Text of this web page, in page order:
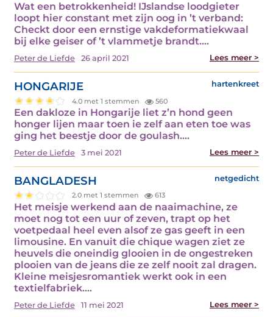
Wat een betrokkenheid! IJslandse loodgieter
loopt hier constant met zijn oog in ’t verband:
Checkt door een ernstige vakdeformatiekwaal
bij elke geiser of ’t vlammetje brandt.…
Peter de Liefde 26 april 2021 Lees meer >
HONGARIJE hartenkreet
4.0 met 1 stemmen 560
Een dakloze in Hongarije liet z’n hond geen
honger lijen maar toen ie zelf aan eten toe was
ging het beestje door de goulash.…
Peter de Liefde 3 mei 2021 Lees meer >
BANGLADESH netgedicht
2.0 met 1 stemmen 613
Het meisje werkend aan de naaimachine, ze
moet nog tot een uur of zeven, trapt op het
voetpedaal heel even alsof ze gas geeft in een
limousine. En vanuit die chique wagen ziet ze
heuvels die oneindig glooien in de ongestreken
plooien van de jeans die ze zelf nooit zal dragen.
Kleine meisjesromantiek werkt ook in een
textielfabriek.…
Peter de Liefde 11 mei 2021 Lees meer >